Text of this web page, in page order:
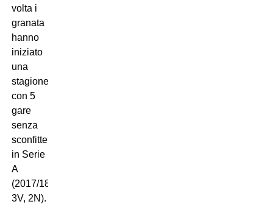
volta i
granata
hanno
iniziato
una
stagione
con 5
gare
senza
sconfitte
in Serie
A
(2017/18,
3V, 2N).